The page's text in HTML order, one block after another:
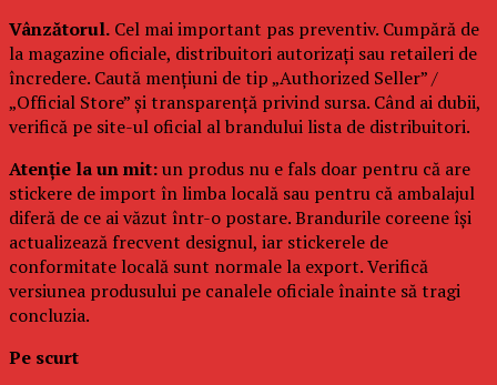
Vânzătorul. Cel mai important pas preventiv. Cumpără de
la magazine oficiale, distribuitori autorizați sau retaileri de
încredere. Caută mențiuni de tip „Authorized Seller” /
„Official Store” și transparență privind sursa. Când ai dubii,
verifică pe site-ul oficial al brandului lista de distribuitori.
Atenție la un mit:un produs nu e fals doar pentru că are
stickere de import în limba locală sau pentru că ambalajul
diferă de ce ai văzut într-o postare. Brandurile coreene își
actualizează frecvent designul, iar stickerele de
conformitate locală sunt normale la export. Verifică
versiunea produsului pe canalele oficiale înainte să tragi
concluzia.
Pe scurt